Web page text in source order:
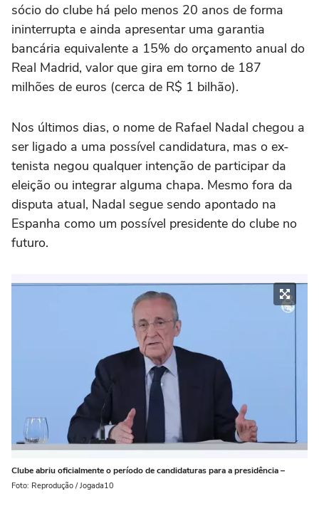
sócio do clube há pelo menos 20 anos de forma
ininterrupta e ainda apresentar uma garantia
bancária equivalente a 15% do orçamento anual do
Real Madrid, valor que gira em torno de 187
milhões de euros (cerca de R$ 1 bilhão).
Nos últimos dias, o nome de Rafael Nadal chegou a
ser ligado a uma possível candidatura, mas o ex-
tenista negou qualquer intenção de participar da
eleição ou integrar alguma chapa. Mesmo fora da
disputa atual, Nadal segue sendo apontado na
Espanha como um possível presidente do clube no
futuro.
Clube abriu oficialmente o período de candidaturas para a presidência –
Foto: Reprodução / Jogada10